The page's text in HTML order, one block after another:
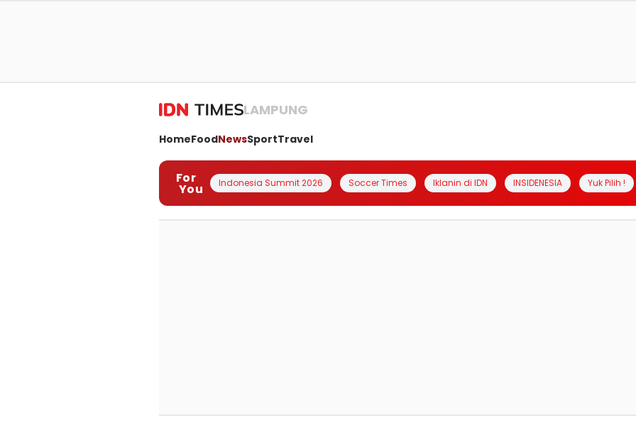
LAMPUNG
HomeFoodNewsSportTravel
For
You Indonesia Summit 2026 Soccer Times Iklanin di IDN INSIDENESIA Yuk Pilih !